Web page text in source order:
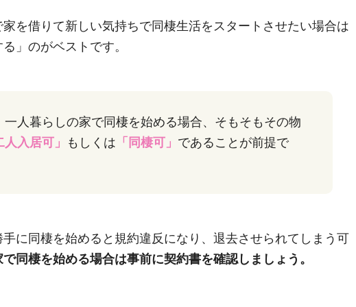
を借りて新しい気持ちで同棲生活をスタートさせたい場合は
」のがベストです。
一人暮らしの家で同棲を始める場合、そもそもその物
人入居可」 もしくは 「同棲可」 であることが前提で
に同棲を始めると規約違反になり、退去させられてしまう可
同棲を始める場合は事前に契約書を確認しましょう。